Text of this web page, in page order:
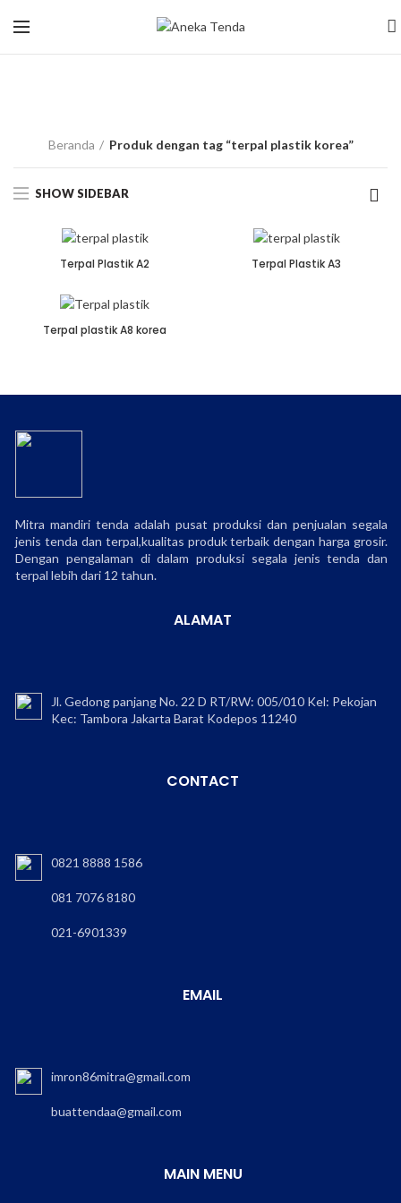
terpal plastik
Beranda Produk dengan tag “terpal plastik korea”
SHOW SIDEBAR
Terpal Plastik A2 Terpal Plastik A3
Terpal plastik A8 korea
Mitra mandiri tenda adalah pusat produksi dan penjualan segala
jenis tenda dan terpal,kualitas produk terbaik dengan harga grosir.
Dengan pengalaman di dalam produksi segala jenis tenda dan
terpal lebih dari 12 tahun.
ALAMAT
Jl. Gedong panjang No. 22 D RT/RW: 005/010 Kel: Pekojan
Kec: Tambora Jakarta Barat Kodepos 11240
CONTACT
0821 8888 1586
081 7076 8180
021-6901339
EMAIL
imron86mitra@gmail.com
buattendaa@gmail.com
MAIN MENU